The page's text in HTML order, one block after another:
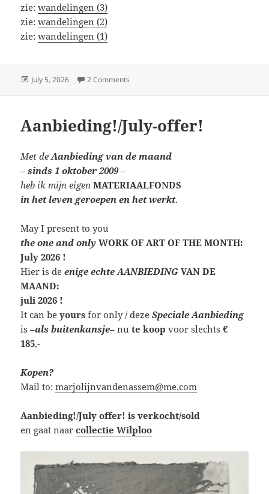
zie:wandelingen (3)
zie:wandelingen (2)
zie:wandelingen (1)
Posted
July 5, 2026 2 Comments
Aanbieding!/July-offer!
Met de Aanbieding van de maand
–sinds 1 oktober 2009–
heb ik mijn eigen MATERIAALFONDS
in het leven geroepen en het werkt.
May I present to you
the one and onlyWORK OF ART OF THE MONTH:
July 2026 !
Hier is deenige echte AANBIEDING VAN DE
MAAND:
juli 2026 !
It can beyours for only / dezeSpeciale Aanbieding
is–als buitenkansje–nute koopvoor slechts€
185,-
Kopen?
Mail to:marjolijnvandenassem@me.com
Aanbieding!/July offer! is verkocht/sold
en gaat naarcollectie Wilploo